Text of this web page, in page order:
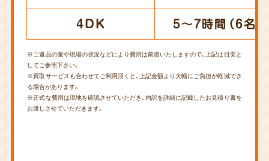
4DK 5～7時間（6名）
※ご遺品の量や現場の状況などにより費用は前後いたしますので、上記は目安と
してご参照下さい。
※買取サービスも合わせてご利用頂くと、上記金額より大幅にご負担が軽減でき
る場合があります。
※正式な費用は現地を確認させていただき、内訳を詳細に記載したお見積り書を
お渡しさせていただきます。